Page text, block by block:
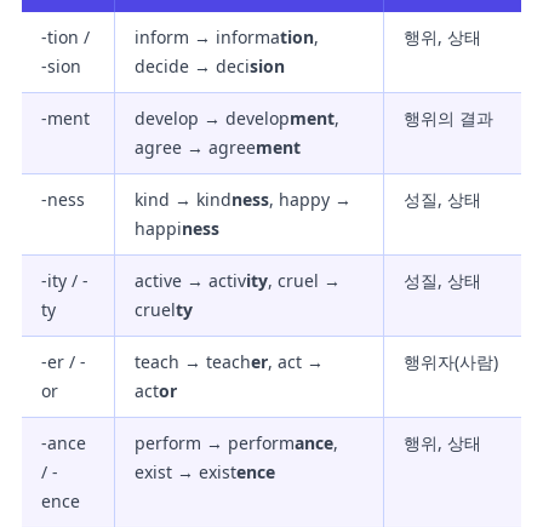
-tion /
-sion
inform → information,
decide → decision
행위, 상태
-ment develop → development,
agree → agreement
행위의 결과
-ness kind → kindness, happy →
happiness
성질, 상태
-ity / -
ty
active → activity, cruel →
cruelty
성질, 상태
-er / -
or
teach → teacher, act →
actor
행위자(사람)
-ance
/ -
ence
perform → performance,
exist → existence
행위, 상태